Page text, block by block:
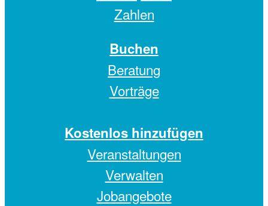
Zahlen
Buchen
Beratung
Vorträge
Kostenlos hinzufügen
Veranstaltungen
Verwalten
Jobangebote